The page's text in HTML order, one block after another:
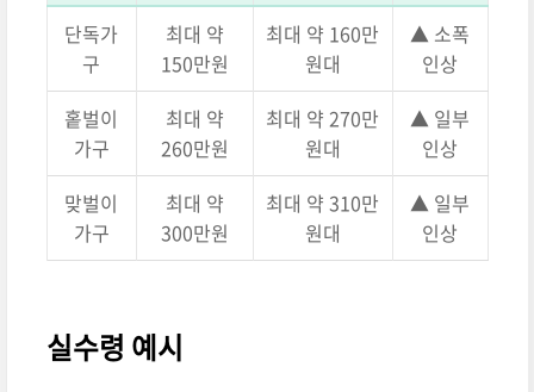
단독가
구
최대 약
150만원
최대 약 160만
원대
▲ 소폭
인상
홑벌이
가구
최대 약
260만원
최대 약 270만
원대
▲ 일부
인상
맞벌이
가구
최대 약
300만원
최대 약 310만
원대
▲ 일부
인상
실수령 예시